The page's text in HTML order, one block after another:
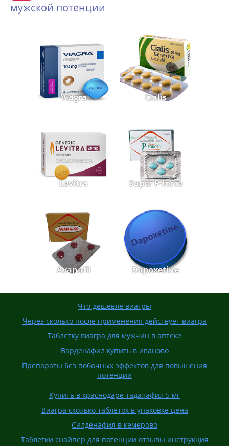
мужской потенции
Viagra Cialis
Levitra Super P-force
Avanafil Dapoxetine
Что дешевле виагры
Через сколько после применения действует виагра
Таблетку виагра для мужчин в аптеке
Варденафил купить в иваново
Препараты без побочных эффектов для повышения
потенции
Купить в краснодаре тадалафил 5 мг
Виагра сколько таблеток в упаковке цена
Силденафил в кемерово
Таблетки снайпер для потенции отзывы инструкция